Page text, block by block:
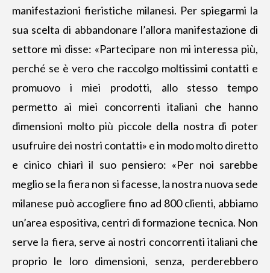
manifestazioni fieristiche milanesi. Per spiegarmi la
sua scelta di abbandonare l’allora manifestazione di
settore mi disse: «Partecipare non mi interessa più,
perché se è vero che raccolgo moltissimi contatti e
promuovo i miei prodotti, allo stesso tempo
permetto ai miei concorrenti italiani che hanno
dimensioni molto più piccole della nostra di poter
usufruire dei nostri contatti» e in modo molto diretto
e cinico chiarì il suo pensiero: «Per noi sarebbe
meglio se la fiera non si facesse, la nostra nuova sede
milanese può accogliere fino ad 800 clienti, abbiamo
un’area espositiva, centri di formazione tecnica. Non
serve la fiera, serve ai nostri concorrenti italiani che
proprio le loro dimensioni, senza, perderebbero